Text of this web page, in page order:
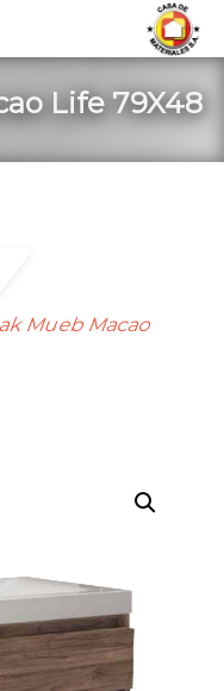
Life 79X48
Mueb Macao